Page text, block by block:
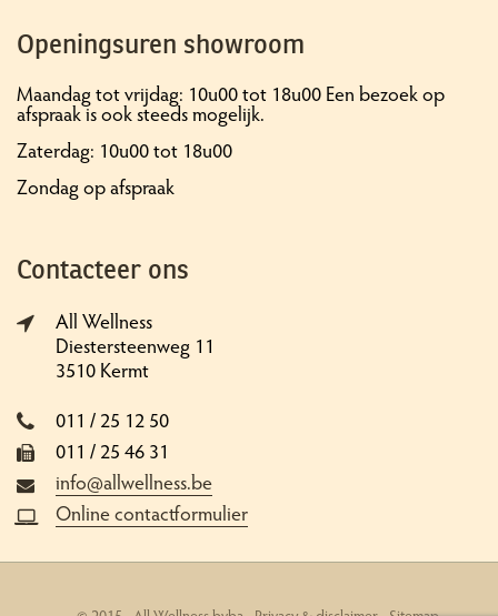
Openingsuren showroom
Maandag tot vrijdag: 10u00 tot 18u00 Een bezoek op
afspraak is ook steeds mogelijk.
Zaterdag: 10u00 tot 18u00
Zondag op afspraak
Contacteer ons
All Wellness
Diestersteenweg 11
3510 Kermt
011 / 25 12 50
011 / 25 46 31
info@allwellness.be
Online contactformulier